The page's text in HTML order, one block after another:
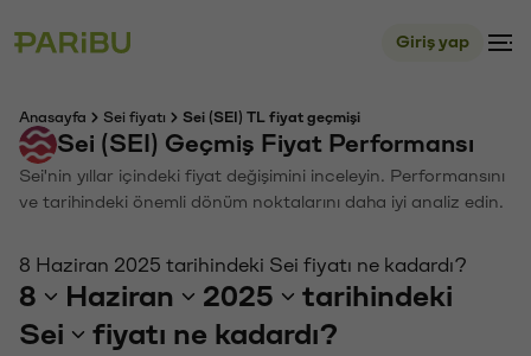
Giriş yap
Anasayfa Sei fiyatı Sei (SEI) TL fiyat geçmişi
Sei (SEI) Geçmiş Fiyat Performansı
Sei'nin yıllar içindeki fiyat değişimini inceleyin. Performansını
ve tarihindeki önemli dönüm noktalarını daha iyi analiz edin.
8 Haziran 2025 tarihindeki Sei fiyatı ne kadardı?
8 Haziran 2025
tarihindeki
Sei
fiyatı ne kadardı?